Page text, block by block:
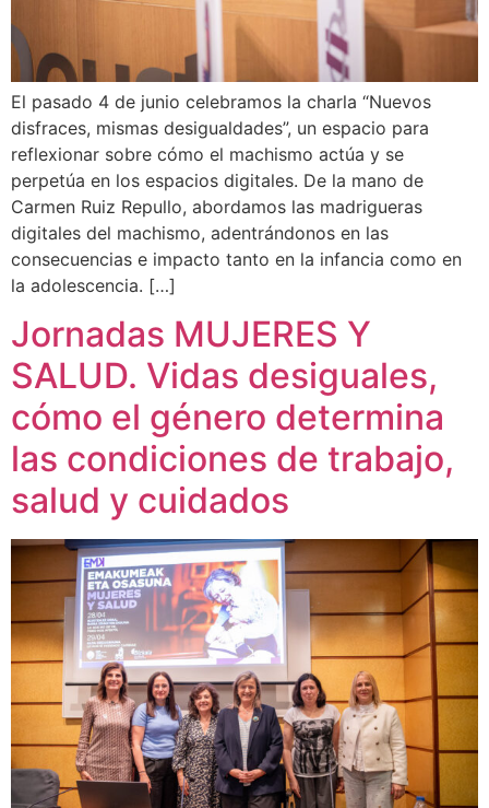
El pasado 4 de junio celebramos la charla “Nuevos
disfraces, mismas desigualdades”, un espacio para
reflexionar sobre cómo el machismo actúa y se
perpetúa en los espacios digitales. De la mano de
Carmen Ruiz Repullo, abordamos las madrigueras
digitales del machismo, adentrándonos en las
consecuencias e impacto tanto en la infancia como en
la adolescencia. […]
Jornadas MUJERES Y
SALUD. Vidas desiguales,
cómo el género determina
las condiciones de trabajo,
salud y cuidados